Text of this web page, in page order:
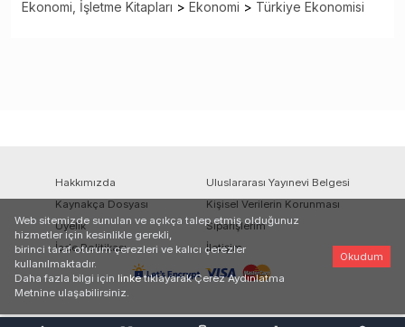
Ekonomi, İşletme Kitapları > Ekonomi > Türkiye Ekonomisi
Hakkımızda
Uluslararası Yayınevi Belgesi
Kaynakça Dosyası
Kişisel Verilerin Korunması
Üyelik
Siparişlerim
İade Politikası
İletişim
Web sitemizde sunulan ve açıkça talep etmiş olduğunuz
hizmetler için kesinlikle gerekli,
birinci taraf oturum çerezleri ve kalıcı çerezler
kullanılmaktadır.
Daha fazla bilgi için linke tıklayarak Çerez Aydınlatma
Metnine ulaşabilirsiniz.
Okudum